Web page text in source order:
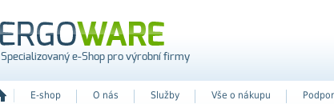
Specializovaný e-Shop pro výrobní firmy
E-shop O nás Služby Vše o nákupu